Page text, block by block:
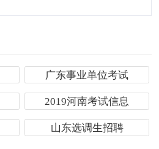
广东事业单位考试
2019河南考试信息
山东选调生招聘